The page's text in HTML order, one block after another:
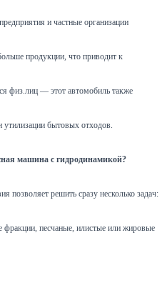
и частные организации
продукции, что приводит к
физ.лиц — этот автомобиль также
утилизации бытовых отходов.
машина с гидродинамикой?
позволяет решить сразу несколько задач:
фракции, песчаные, илистые или жировые